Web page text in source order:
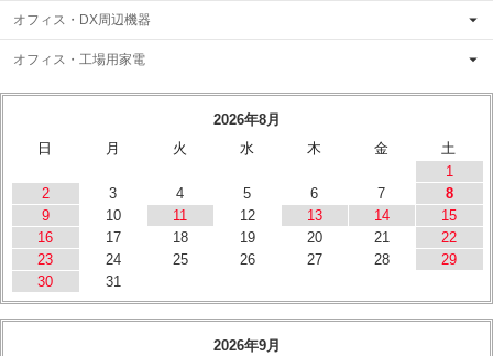
オフィス・DX周辺機器
オフィス・工場用家電
2026年8月
日
月 火 水 木 金
土
1
2
3 4 5 6 7
8
9
10 11 12 13 14
15
16
17 18 19 20 21
22
23
24 25 26 27 28
29
30
31
2026年9月